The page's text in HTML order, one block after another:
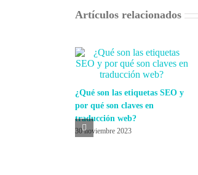
Artículos relacionados
¿Qué son las etiquetas SEO y
por qué son claves en
traducción web?
30 noviembre 2023